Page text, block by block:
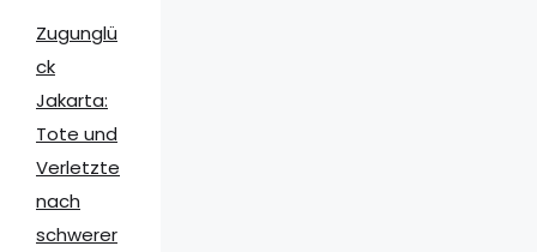
Zugunglü
ck
Jakarta:
Tote und
Verletzte
nach
schwerer